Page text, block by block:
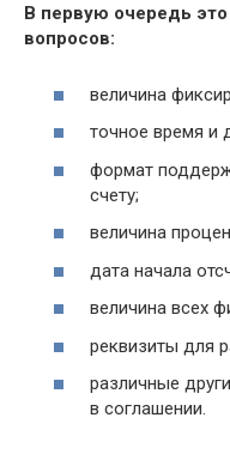
В первую очередь
вопросов:
величина
точное время и
формат
счету;
величина
дата начала
величина всех
реквизиты для
различные
в соглашении.